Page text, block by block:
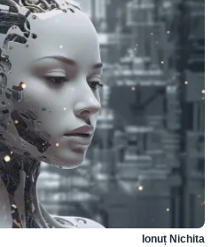
Ionuț Nichita